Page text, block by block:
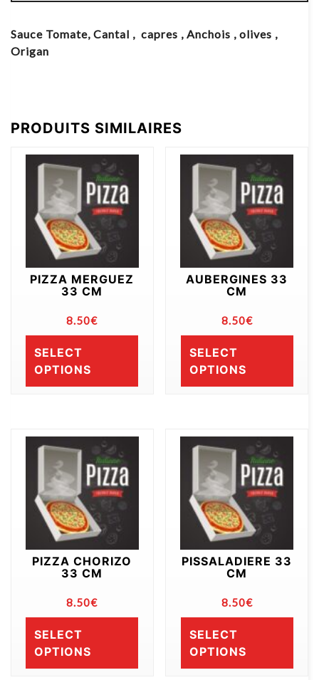
Sauce Tomate, Cantal , capres , Anchois , olives ,
Origan
PRODUITS SIMILAIRES
PIZZA MERGUEZ
33 CM
8.50€
SELECT
OPTIONS
AUBERGINES 33
CM
8.50€
SELECT
OPTIONS
PIZZA CHORIZO
33 CM
8.50€
SELECT
OPTIONS
PISSALADIERE 33
CM
8.50€
SELECT
OPTIONS